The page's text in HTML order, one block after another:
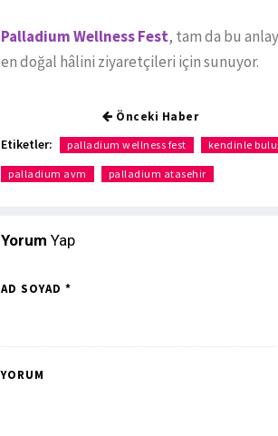
Palladium Wellness Fest, tam da bu
en doğal hâlini ziyaretçileri için sunuyor.
Önceki Haber
Etiketler: palladium wellness fest kendinle
palladium avm palladium atasehir
Yorum Yap
AD SOYAD *
YORUM